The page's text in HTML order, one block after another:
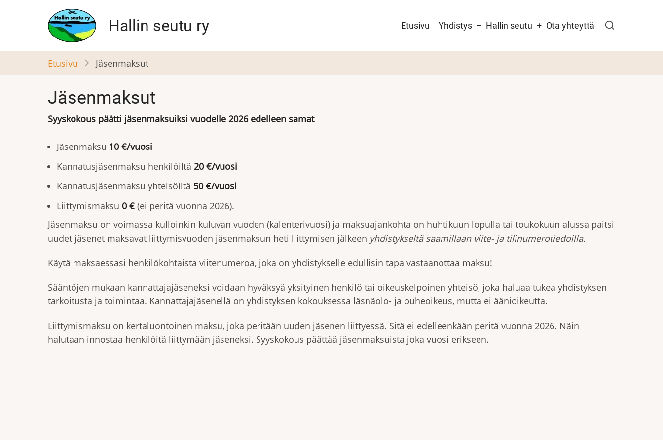
pääsisältöön
Hallin seutu ry Päävalikko
Etusivu Yhdistys Hallin seutu Ota yhteyttä
Etusivu Jäsenmaksut
Jäsenmaksut
Syyskokous päätti jäsenmaksuiksi vuodelle 2026 edelleen samat
Jäsenmaksu 10 €/vuosi
Kannatusjäsenmaksu henkilöiltä 20 €/vuosi
Kannatusjäsenmaksu yhteisöiltä 50 €/vuosi
Liittymismaksu 0 € (ei peritä vuonna 2026).
Jäsenmaksu on voimassa kulloinkin kuluvan vuoden (kalenterivuosi) ja maksuajankohta on huhtikuun lopulla tai toukokuun alussa paitsi
uudet jäsenet maksavat liittymisvuoden jäsenmaksun heti liittymisen jälkeen yhdistykseltä saamillaan viite- ja tilinumerotiedoilla.
Käytä maksaessasi henkilökohtaista viitenumeroa, joka on yhdistykselle edullisin tapa vastaanottaa maksu!
Sääntöjen mukaan kannattajajäseneksi voidaan hyväksyä yksityinen henkilö tai oikeuskelpoinen yhteisö, joka haluaa tukea yhdistyksen
tarkoitusta ja toimintaa. Kannattajajäsenellä on yhdistyksen kokouksessa läsnäolo- ja puheoikeus, mutta ei äänioikeutta.
Liittymismaksu on kertaluontoinen maksu, joka peritään uuden jäsenen liittyessä. Sitä ei edelleenkään peritä vuonna 2026. Näin
halutaan innostaa henkilöitä liittymään jäseneksi. Syyskokous päättää jäsenmaksuista joka vuosi erikseen.